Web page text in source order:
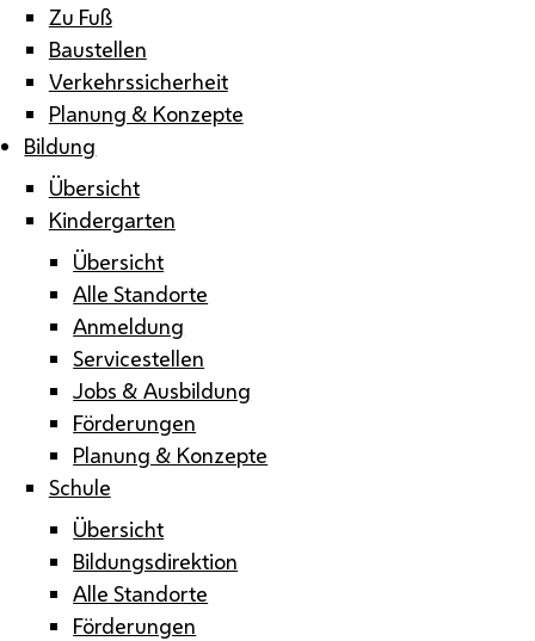
Zu Fuß
Baustellen
Verkehrssicherheit
Planung & Konzepte
Bildung
Übersicht
Kindergarten
Übersicht
Alle Standorte
Anmeldung
Servicestellen
Jobs & Ausbildung
Förderungen
Planung & Konzepte
Schule
Übersicht
Bildungsdirektion
Alle Standorte
Förderungen